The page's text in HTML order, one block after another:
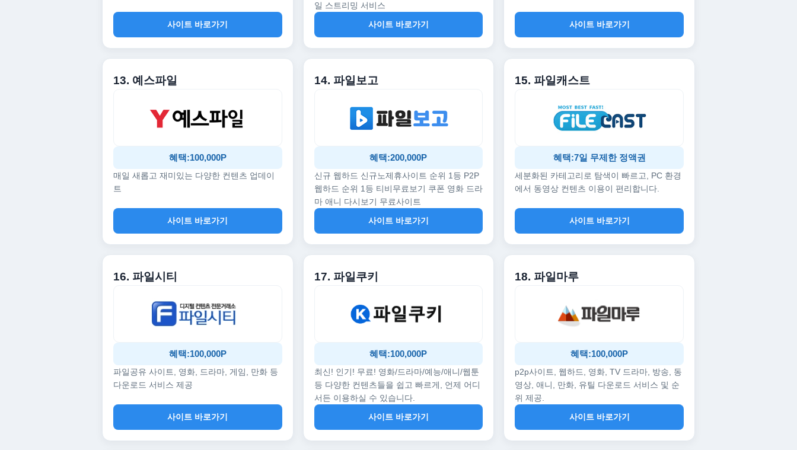
사이트 바로가기
일 스트리밍 서비스
사이트 바로가기
사이트 바로가기
13. 예스파일
혜택:100,000P
매일 새롭고 재미있는 다양한 컨텐츠 업데이
트
사이트 바로가기
14. 파일보고
혜택:200,000P
신규 웹하드 신규노제휴사이트 순위 1등 P2P
웹하드 순위 1등 티비무료보기 쿠폰 영화 드라
마 애니 다시보기 무료사이트
사이트 바로가기
15. 파일캐스트
혜택:7일 무제한 정액권
세분화된 카테고리로 탐색이 빠르고, PC 환경
에서 동영상 컨텐츠 이용이 편리합니다.
사이트 바로가기
16. 파일시티
혜택:100,000P
파일공유 사이트, 영화, 드라마, 게임, 만화 등
다운로드 서비스 제공
사이트 바로가기
17. 파일쿠키
혜택:100,000P
최신! 인기! 무료! 영화/드라마/예능/애니/웹툰
등 다양한 컨텐츠들을 쉽고 빠르게, 언제 어디
서든 이용하실 수 있습니다.
사이트 바로가기
18. 파일마루
혜택:100,000P
p2p사이트, 웹하드, 영화, TV 드라마, 방송, 동
영상, 애니, 만화, 유틸 다운로드 서비스 및 순
위 제공.
사이트 바로가기